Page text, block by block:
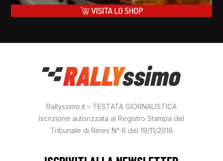
Rallyssimo.it – TESTATA GIORNALISTICA
Iscrizione autorizzata al Registro Stampa del
Tribunale di Rimini N° 6 del 19/11/2019